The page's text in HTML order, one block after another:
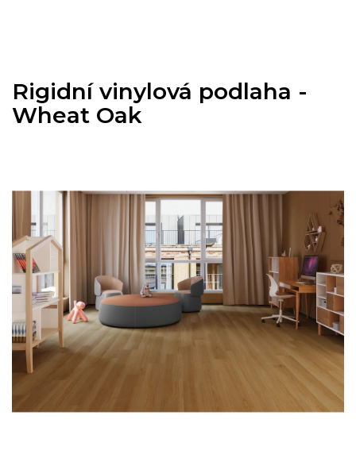
Rigidní vinylová podlaha -
Wheat Oak